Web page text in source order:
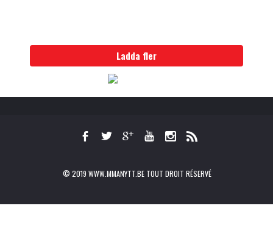
Ladda fler
© 2019 WWW.MMANYTT.BE TOUT DROIT RÉSERVÉ